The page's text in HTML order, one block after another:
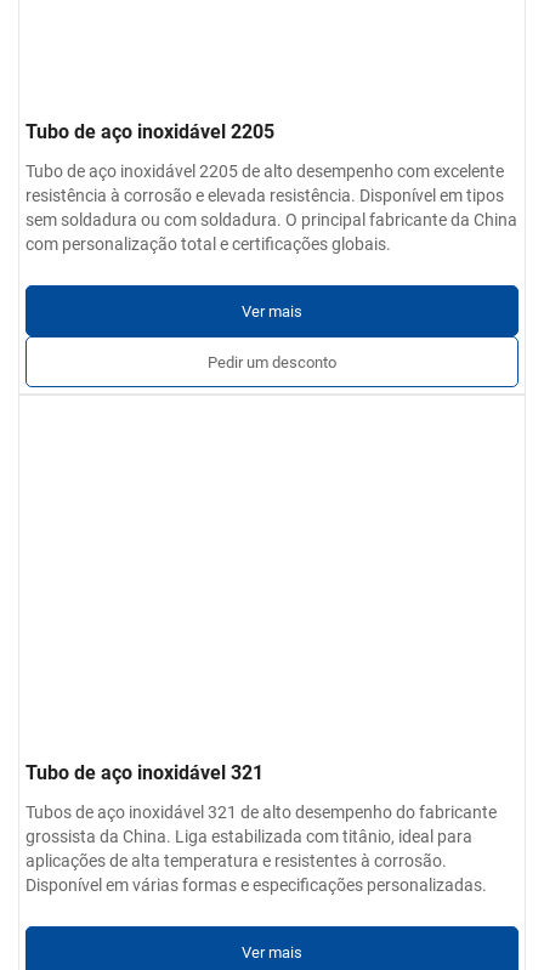
Tubo de aço inoxidável 2205
Tubo de aço inoxidável 2205 de alto desempenho com excelente
resistência à corrosão e elevada resistência. Disponível em tipos
sem soldadura ou com soldadura. O principal fabricante da China
com personalização total e certificações globais.
Ver mais
Pedir um desconto
Tubo de aço inoxidável 321
Tubos de aço inoxidável 321 de alto desempenho do fabricante
grossista da China. Liga estabilizada com titânio, ideal para
aplicações de alta temperatura e resistentes à corrosão.
Disponível em várias formas e especificações personalizadas.
Ver mais